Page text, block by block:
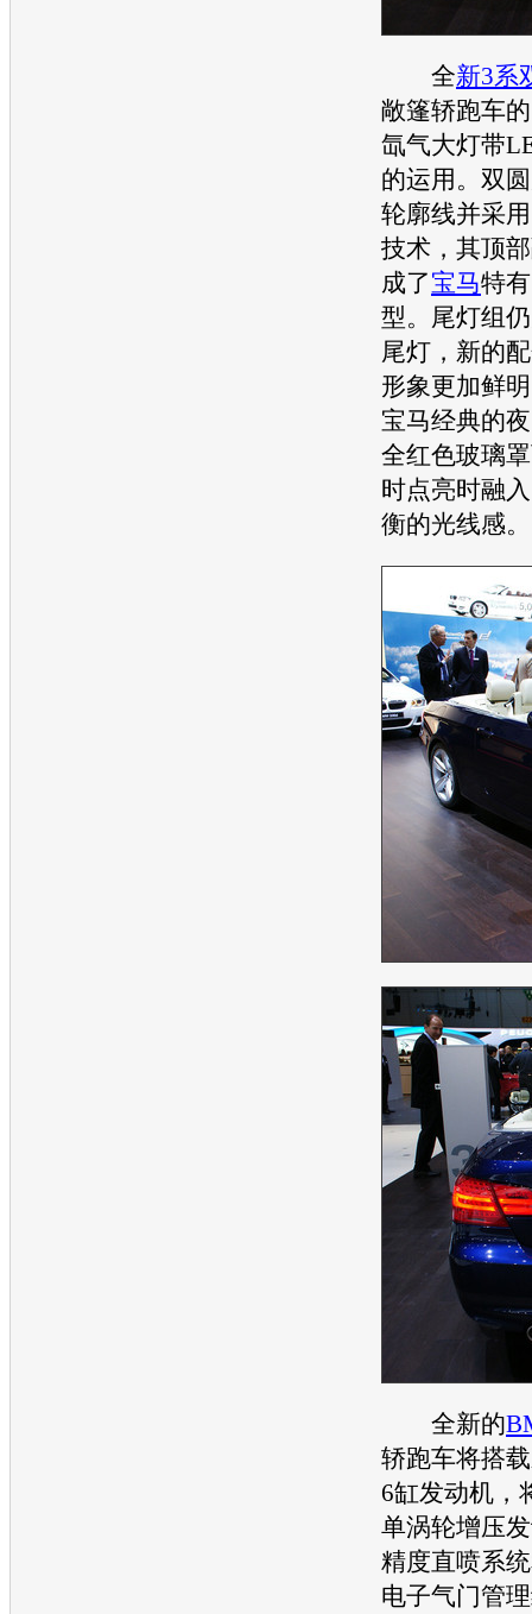
全新3系
敞篷轿跑车
氙气大灯带
的运用。双
轮廓线并采
技术，其顶
成了宝马特
型。尾灯组
尾灯，新的
形象更加鲜
宝马经典的
全红色玻璃
时点亮时融
衡的光线感。
全新的
轿跑车将搭
6缸发动机 ，
单涡轮增压
精度直喷系
电子气门管